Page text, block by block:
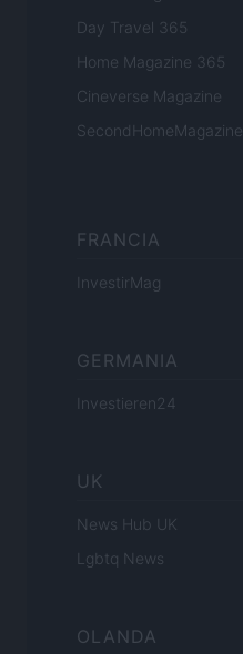
Day Travel 365
Home Magazine 365
Cineverse Magazine
SecondHomeMagazine
FRANCIA
InvestirMag
GERMANIA
Investieren24
UK
News Hub UK
Lgbtq News
OLANDA